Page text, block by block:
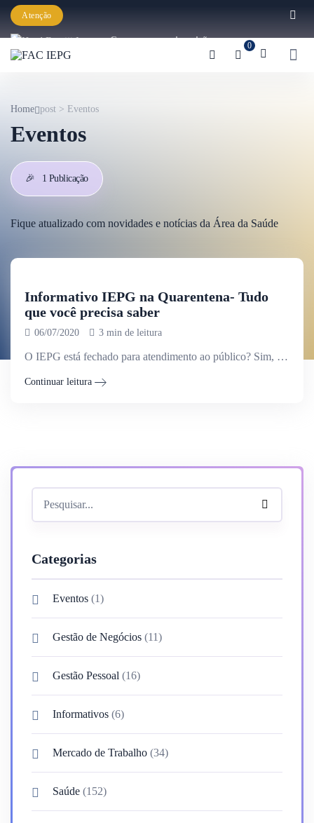
Atenção
Começaram as inscrições para a
Graduação IEPG 2026!
0
Home post > Eventos
Eventos
🎉 1 Publicação
Fique atualizado com novidades e notícias da Área da Saúde
Informativo IEPG na Quarentena- Tudo
que você precisa saber
06/07/2020 3 min de leitura
O IEPG está fechado para atendimento ao público? Sim, o atendimento presencial esta suspenso na contribuição de controlar a propagação.
Continuar leitura
Categorias
Eventos (1)
Gestão de Negócios (11)
Gestão Pessoal (16)
Informativos (6)
Mercado de Trabalho (34)
Saúde (152)